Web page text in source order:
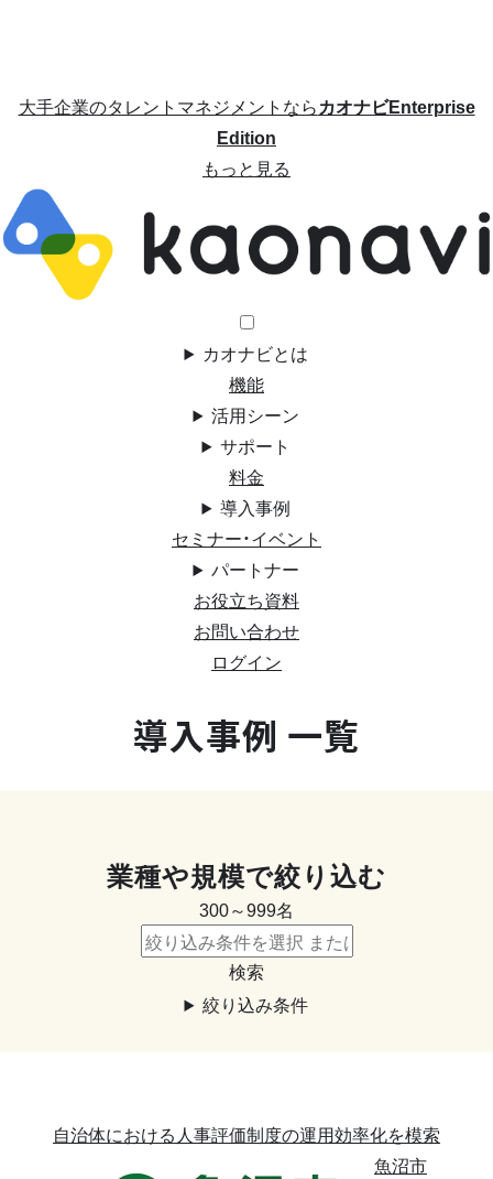
大手企業のタレントマネジメントならカオナビEnterprise
Edition
もっと見る
カオナビとは
機能
活用シーン
サポート
料金
導入事例
セミナー・イベント
パートナー
お役立ち資料
お問い合わせ
ログイン
導入事例 一覧
業種や規模で絞り込む
300～999名
検索
絞り込み条件
自治体における人事評価制度の運用効率化を模索
魚沼市